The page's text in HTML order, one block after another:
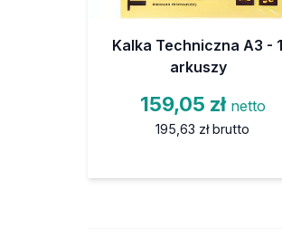
Kalka Techniczna A3 -
arkuszy
159,05 zł netto
195,63 zł brutto